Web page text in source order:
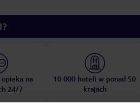
na
24/7
10 000 hoteli w ponad 50
krajach